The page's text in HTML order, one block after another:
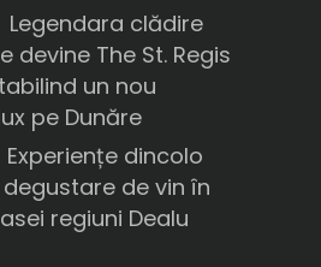
Legendara clădire
devine The St. Regis
un nou
pe Dunăre
Experiențe dincolo
de vin în
regiuni Dealu